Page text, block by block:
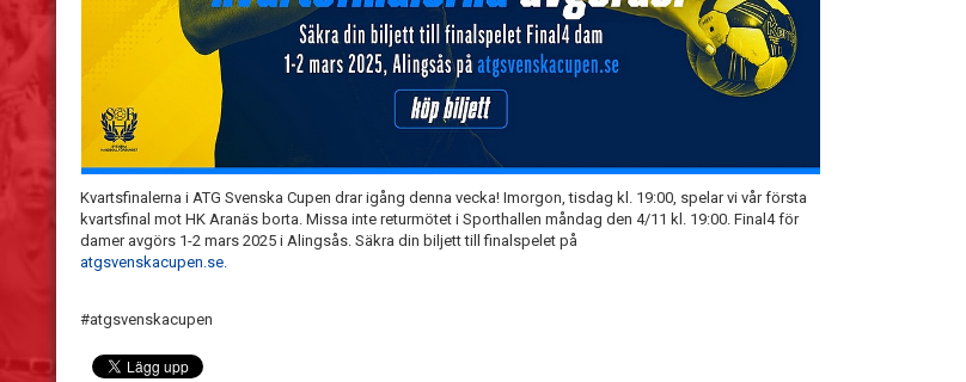
Kvartsfinalerna i ATG Svenska Cupen drar igång denna vecka! Imorgon, tisdag kl. 19:00, spelar vi vår första
kvartsfinal mot HK Aranäs borta. Missa inte returmötet i Sporthallen måndag den 4/11 kl. 19:00. Final4 för
damer avgörs 1-2 mars 2025 i Alingsås. Säkra din biljett till finalspelet på
atgsvenskacupen.se.
#atgsvenskacupen